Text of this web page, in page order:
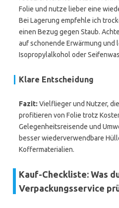
Folie und nutze lieber eine
Bei Lagerung empfehle ich
einen Bezug gegen Staub.
auf schonende Erwärmung und
Isopropylalkohol oder
Klare Entscheidung
Fazit: Vielflieger und Nutzer,
profitieren von Folie trotz
Gelegenheitsreisende und
besser wiederverwendbare
Koffermaterialien.
Kauf-Checkliste: Was
Verpackungsservice